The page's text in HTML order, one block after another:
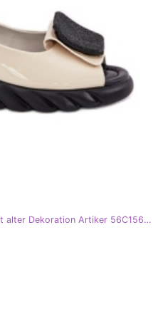
Leder lackierte Frauensandalen mit alter Dekoration Artiker 56C1567 Beige